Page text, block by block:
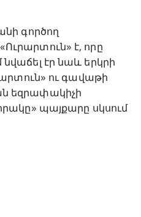
գործող
է, որը
էր նաև երկրի
ու գավաթի
եզրափակիչի
պայքարը սկսում